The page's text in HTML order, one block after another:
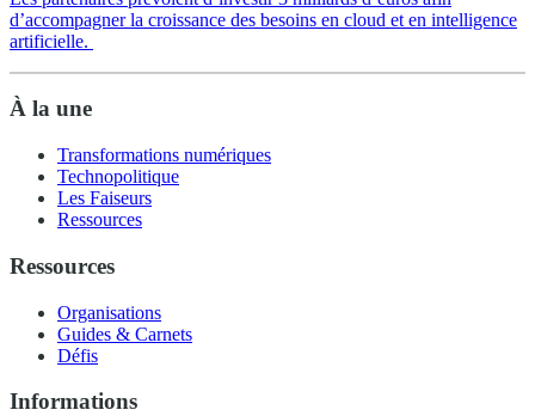
d’accompagner la croissance des besoins en cloud et en intelligence
artificielle.
À la une
Transformations numériques
Technopolitique
Les Faiseurs
Ressources
Ressources
Organisations
Guides & Carnets
Défis
Informations